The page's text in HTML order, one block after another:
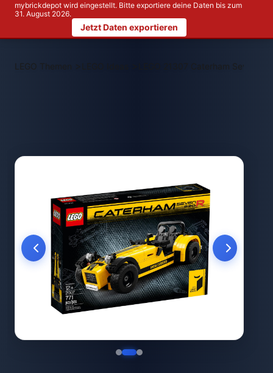
mybrickdepot wird eingestellt. Bitte exportiere deine Daten bis zum
31. August 2026.
Jetzt Daten exportieren
LEGO Themen > LEGO 21307 Caterham Seven